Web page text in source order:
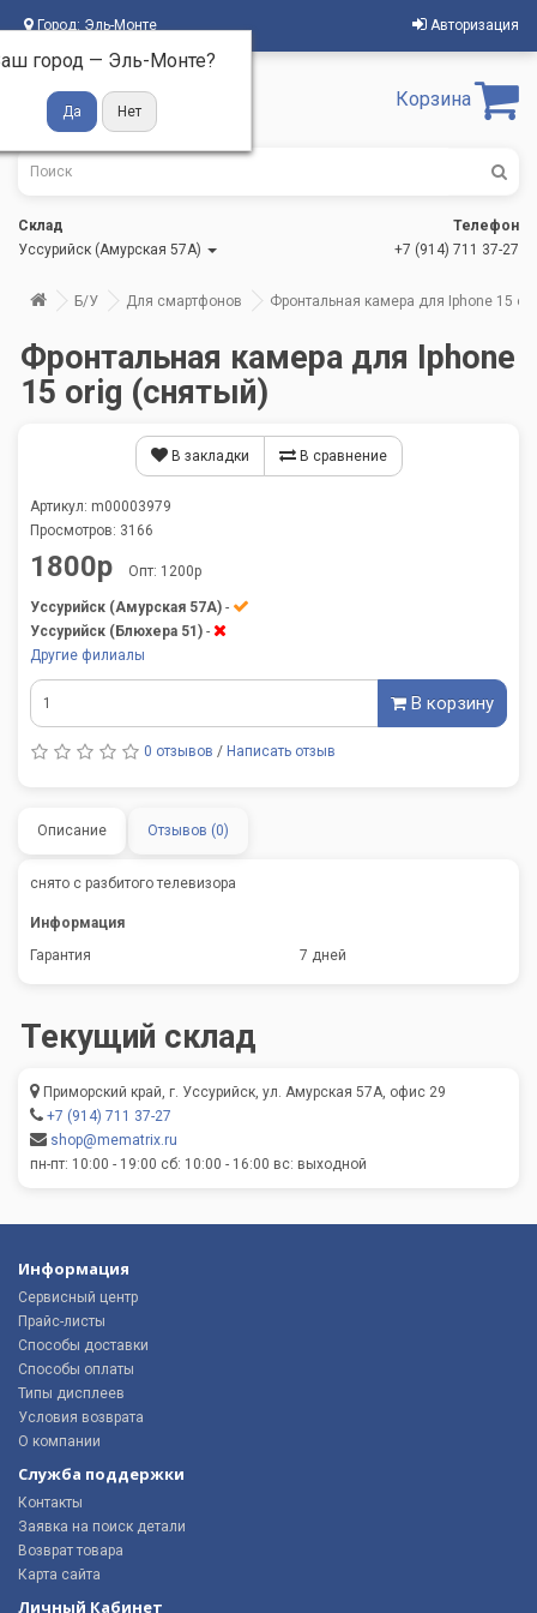
Город: Эль-Монте
город — Эль-Монте?
Авторизация
Корзина
Склад
Уссурийск (Амурская 57А)
Телефон
+7 (914) 711 37-27
Б/У Для смартфонов Фронтальная камера для Iphone 15
Фронтальная камера для Iphone
15 orig (снятый)
Описание Отзывов (0)
снято с разбитого телевизора
Информация
Гарантия
7 дней
Текущий склад
Приморский край, г. Уссурийск, ул. Амурская 57А, офис 29
+7 (914) 711 37-27
shop@mematrix.ru
пн-пт: 10:00 - 19:00 сб: 10:00 - 16:00 вс: выходной
В закладки В сравнение
Артикул: m00003979
Просмотров: 3166
1800р Опт: 1200р
Уссурийск (Амурская 57А) -
Уссурийск (Блюхера 51) -
Другие филиалы
В корзину
0 отзывов / Написать отзыв
Информация
Сервисный центр
Прайс-листы
Способы доставки
Способы оплаты
Типы дисплеев
Условия возврата
О компании
Служба поддержки
Контакты
Заявка на поиск детали
Возврат товара
Карта сайта
Личный Кабинет